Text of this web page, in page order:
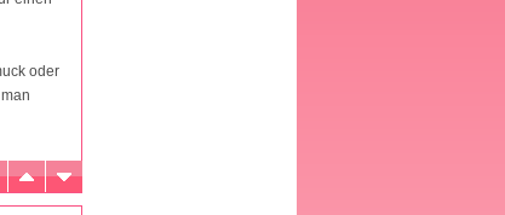
oder